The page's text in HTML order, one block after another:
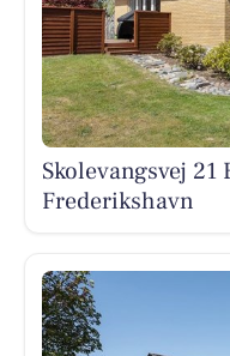
Skolevangsvej
Frederikshavn